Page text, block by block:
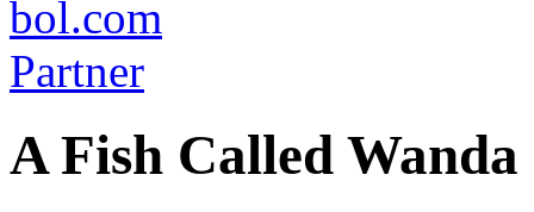
A Fish Called Wanda